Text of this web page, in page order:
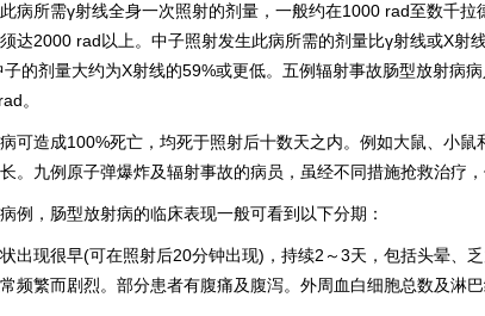
病所需γ射线全身一次照射的剂量，一般约在1000 rad至数千
达2000 rad以上。中子照射发生此病所需的剂量比γ射线或X射
的剂量大约为X射线的59%或更低。五例辐射事故肠型放射病
。
可造成100%死亡，均死于照射后十数天之内。例如大鼠、小鼠
。九例原子弹爆炸及辐射事故的病员，虽经不同措施抢救治疗，
例，肠型放射病的临床表现一般可看到以下分期：
出现很早(可在照射后20分钟出现)，持续2～3天，包括头晕、
频繁而剧烈。部分患者有腹痛及腹泻。外周血白细胞总数及淋巴